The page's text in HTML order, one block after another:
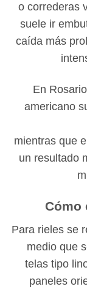
o correderas
suele ir
caída más
En
americano
mientras que
un resultado
Cómo
Para rieles se
medio que
telas tipo
paneles